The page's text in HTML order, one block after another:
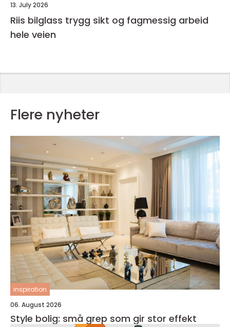
13. July 2026
Riis bilglass trygg sikt og fagmessig arbeid
hele veien
Flere nyheter
inspiration
06. August 2026
Style bolig: små grep som gir stor effekt